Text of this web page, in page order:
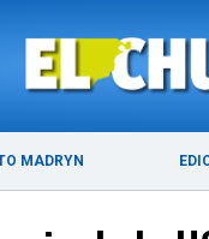
MADRYN
ÚLTIMAS